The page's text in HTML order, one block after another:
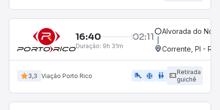
16:40 02:11
Duração: 9h 31m
Alvorada do
Corrente, PI -
3,3 Viação Porto Rico airline_seat_legroom_extra ac_unit wc
Retirada
guichê